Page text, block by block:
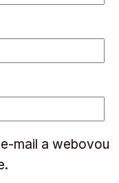
mail a webovou